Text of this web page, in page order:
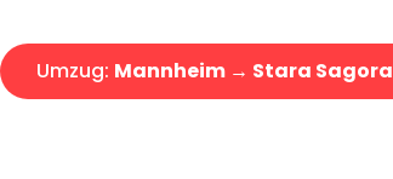
Umzug: Mannheim → Stara Sagora